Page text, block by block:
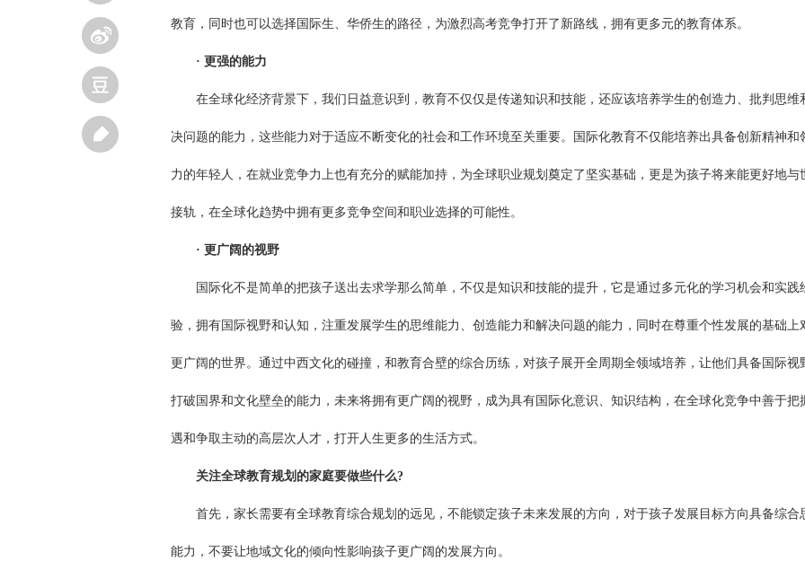
教育，同时也可以选择国际生、华侨生的路径，为激烈高考竞争打开了新路线，拥有更多元的教育体系。
· 更强的能力
在全球化经济背景下，我们日益意识到，教育不仅仅是传递知识和技能，还应该培养学生的创造力、批判思维
决问题的能力，这些能力对于适应不断变化的社会和工作环境至关重要。国际化教育不仅能培养出具备创新精神和
力的年轻人，在就业竞争力上也有充分的赋能加持，为全球职业规划奠定了坚实基础，更是为孩子将来能更好地与
接轨，在全球化趋势中拥有更多竞争空间和职业选择的可能性。
· 更广阔的视野
国际化不是简单的把孩子送出去求学那么简单，不仅是知识和技能的提升，它是通过多元化的学习机会和实践
验，拥有国际视野和认知，注重发展学生的思维能力、创造能力和解决问题的能力，同时在尊重个性发展的基础上
更广阔的世界。通过中西文化的碰撞，和教育合壁的综合历练，对孩子展开全周期全领域培养，让他们具备国际视
打破国界和文化壁垒的能力，未来将拥有更广阔的视野，成为具有国际化意识、知识结构，在全球化竞争中善于把
遇和争取主动的高层次人才，打开人生更多的生活方式。
关注全球教育规划的家庭要做些什么?
首先，家长需要有全球教育综合规划的远见，不能锁定孩子未来发展的方向，对于孩子发展目标方向具备综合
能力，不要让地域文化的倾向性影响孩子更广阔的发展方向。